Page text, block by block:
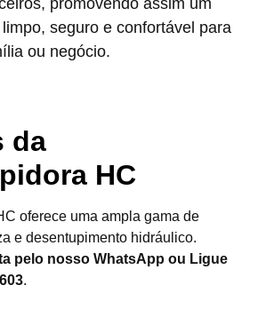
seguro e confortável para
ou negócio.
da
HC
oferece uma ampla gama de
e desentupimento hidráulico.
pelo nosso WhatsApp ou Ligue
.